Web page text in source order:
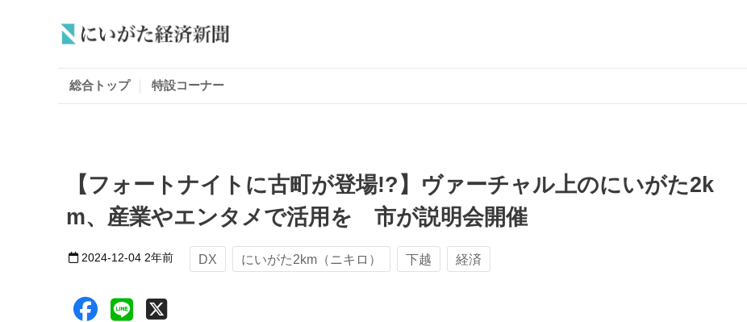
総合トップ 特設コーナー
【フォートナイトに古町が登場!?】ヴァーチャル上のにいがた2k
m、産業やエンタメで活用を 市が説明会開催
2024-12-04 2年前 DX にいがた2km（ニキロ） 下越 経済